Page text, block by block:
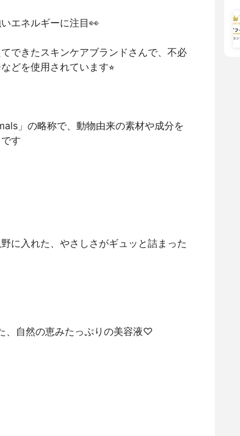
エネルギーに注目👀
できたスキンケアブランドさんで、不必
どを使用されています⭐︎
」の略称で、動物由来の素材や成分を
す
に入れた、やさしさがギュッと詰まった
、自然の恵みたっぷりの美容液♡